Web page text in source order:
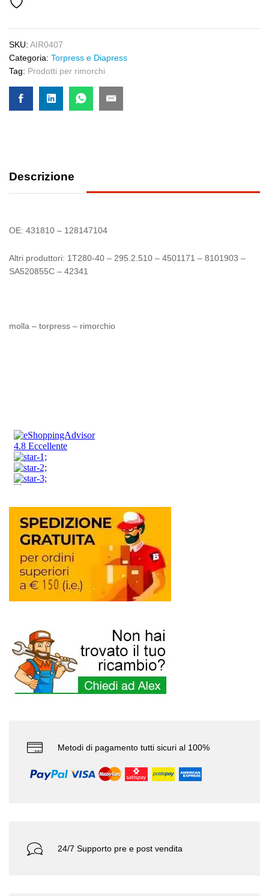
SKU: AIR0407
Categoria: Torpress e Diapress
Tag: Prodotti per rimorchi
Descrizione
OE: 431810 – 128147104
Altri produttori: 1T280-40 – 295.2.510 – 4501171 – 8101903 –
SA520855C – 42341
molla – torpress – rimorchio
Metodi di pagamento tutti sicuri al 100%
24/7 Supporto pre e post vendita